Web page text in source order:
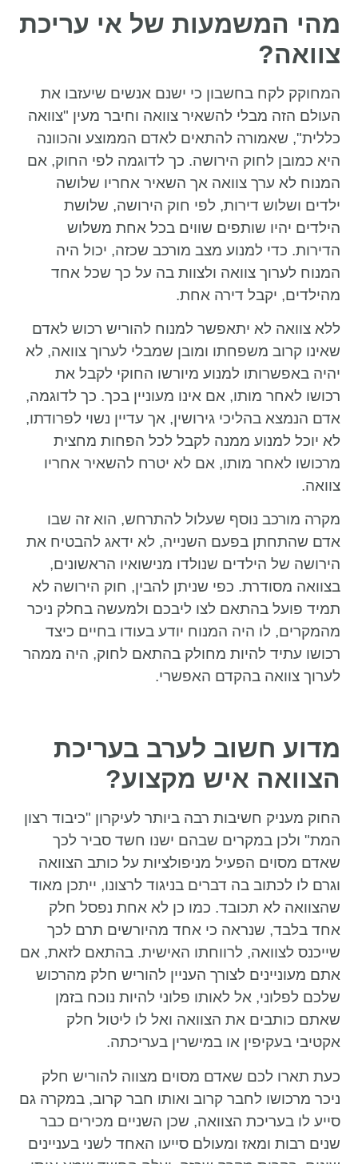
מהי המשמעות של אי עריכת
צוואה?
המחוקק לקח בחשבון כי ישנם אנשים שיעזבו את
העולם הזה מבלי להשאיר צוואה וחיבר מעין "צוואה
כללית", שאמורה להתאים לאדם הממוצע והכוונה
היא כמובן לחוק הירושה. כך לדוגמה לפי החוק, אם
המנוח לא ערך צוואה אך השאיר אחריו שלושה
ילדים ושלוש דירות, לפי חוק הירושה, שלושת
הילדים יהיו שותפים שווים בכל אחת משלוש
הדירות. כדי למנוע מצב מורכב שכזה, יכול היה
המנוח לערוך צוואה ולצוות בה על כך שכל אחד
מהילדים, יקבל דירה אחת.
ללא צוואה לא יתאפשר למנוח להוריש רכוש לאדם
שאינו קרוב משפחתו ומובן שמבלי לערוך צוואה, לא
יהיה באפשרותו למנוע מיורשו החוקי לקבל את
רכושו לאחר מותו, אם אינו מעוניין בכך. כך לדוגמה,
אדם הנמצא בהליכי גירושין, אך עדיין נשוי לפרודתו,
לא יוכל למנוע ממנה לקבל לכל הפחות מחצית
מרכושו לאחר מותו, אם לא יטרח להשאיר אחריו
צוואה.
מקרה מורכב נוסף שעלול להתרחש, הוא זה שבו
אדם שהתחתן בפעם השנייה, לא ידאג להבטיח את
הירושה של הילדים שנולדו מנישואיו הראשונים,
בצוואה מסודרת. כפי שניתן להבין, חוק הירושה לא
תמיד פועל בהתאם לצו ליבכם ולמעשה בחלק ניכר
מהמקרים, לו היה המנוח יודע בעודו בחיים כיצד
רכושו עתיד להיות מחולק בהתאם לחוק, היה ממהר
לערוך צוואה בהקדם האפשרי.
מדוע חשוב לערב בעריכת
הצוואה איש מקצוע?
החוק מעניק חשיבות רבה ביותר לעיקרון "כיבוד רצון
המת" ולכן במקרים שבהם ישנו חשד סביר לכך
שאדם מסוים הפעיל מניפולציות על כותב הצוואה
וגרם לו לכתוב בה דברים בניגוד לרצונו, ייתכן מאוד
שהצוואה לא תכובד. כמו כן לא אחת נפסל חלק
אחד בלבד, שנראה כי אחד מהיורשים תרם לכך
שייכנס לצוואה, לרווחתו האישית. בהתאם לזאת, אם
אתם מעוניינים לצורך העניין להוריש חלק מהרכוש
שלכם לפלוני, אל לאותו פלוני להיות נוכח בזמן
שאתם כותבים את הצוואה ואל לו ליטול חלק
אקטיבי בעקיפין או במישרין בעריכתה.
כעת תארו לכם שאדם מסוים מצווה להוריש חלק
ניכר מרכושו לחבר קרוב ואותו חבר קרוב, במקרה גם
סייע לו בעריכת הצוואה, שכן השניים מכירים כבר
שנים רבות ומאז ומעולם סייעו האחד לשני בעניינים